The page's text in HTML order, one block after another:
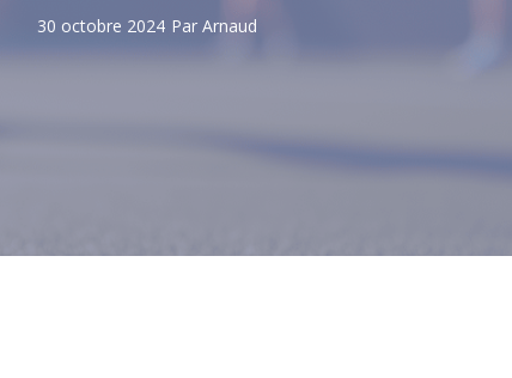
30 octobre 2024 Par Arnaud